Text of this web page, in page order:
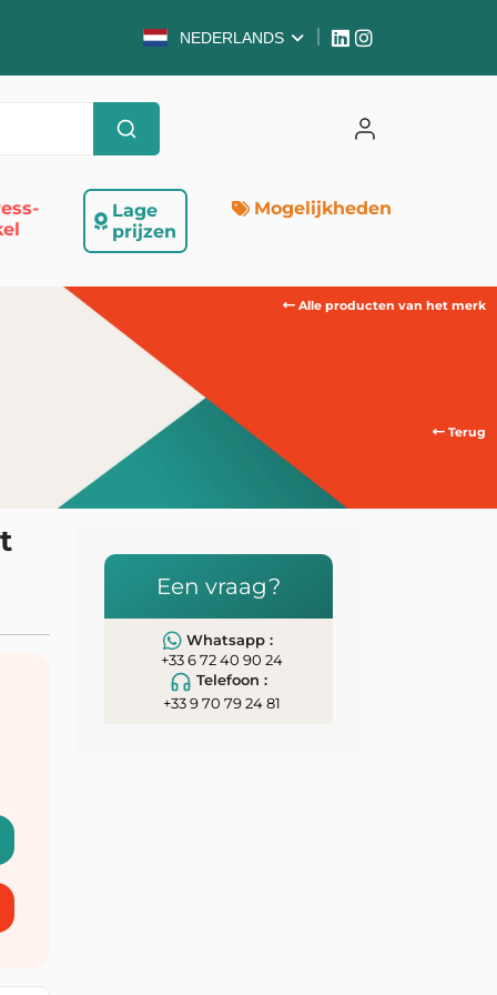
NEDERLANDS
Lage
prijzen
Mogelijkheden
Alle producten van het merk
Terug
Een vraag?
Whatsapp :
+33 6 72 40 90 24
Telefoon :
+33 9 70 79 24 81